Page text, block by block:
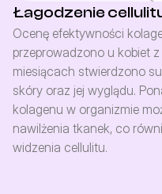
Łagodzenie
Ocenę efektywności
przeprowadzono u kobiet
miesiącach stwierdzono
skóry oraz jej wyglądu.
kolagenu w organizmie
nawilżenia tkanek, co
widzenia cellulitu.